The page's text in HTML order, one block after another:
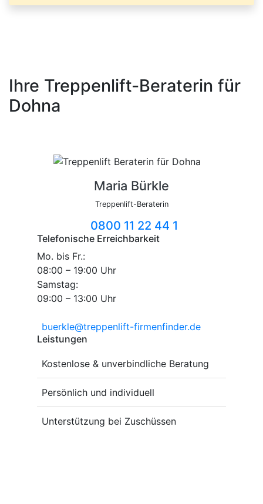
Ihre Treppenlift-Beraterin für
Dohna
Maria Bürkle
Treppenlift-Beraterin
0800 11 22 44 1
Telefonische Erreichbarkeit
Mo. bis Fr.:
08:00 – 19:00 Uhr
Samstag:
09:00 – 13:00 Uhr
buerkle@treppenlift-firmenfinder.de
Leistungen
Kostenlose & unverbindliche Beratung
Persönlich und individuell
Unterstützung bei Zuschüssen